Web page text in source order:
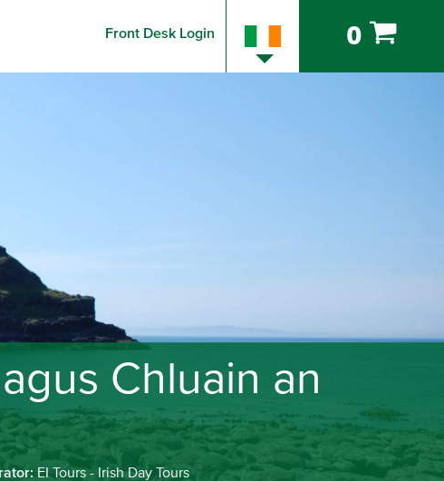
Front Desk Login 0
Chluain an
EI Tours - Irish Day Tours